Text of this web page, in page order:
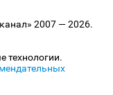
2007 — 2026.
технологии.